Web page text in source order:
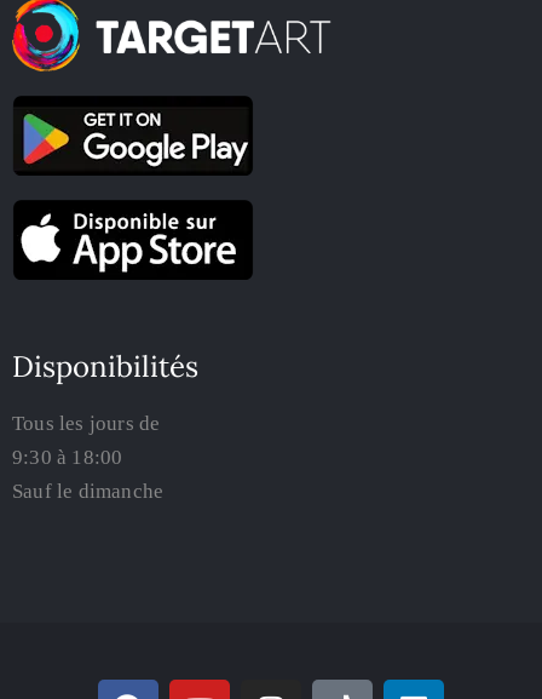
Disponibilités
Tous les jours de
9:30 à 18:00
Sauf le dimanche